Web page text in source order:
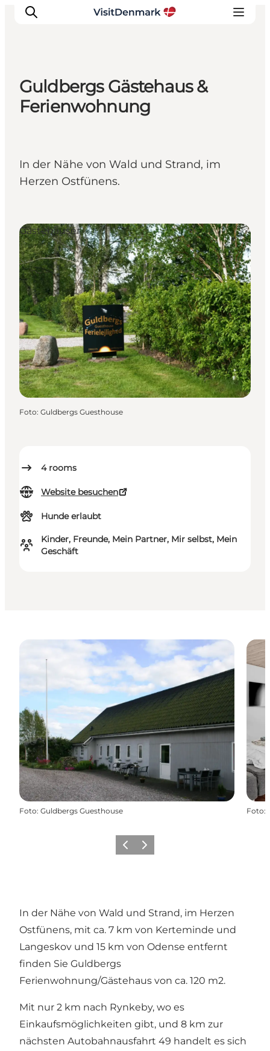
Inspiration
Reiseplanung
Guldbergs Gästehaus &
Ferienwohnung
In der Nähe von Wald und Strand, im
Herzen Ostfünens.
4 rooms
Website besuchen
Hunde erlaubt
Kinder, Freunde, Mein Partner, Mir selbst, Mein
Geschäft
Gästehäuser
Foto: Guldbergs Guesthouse
Foto: Guldbergs Guesthouse Foto:
ZurückWeiter
In der Nähe von Wald und Strand, im Herzen
Ostfünens, mit ca. 7 km von Kerteminde und
Langeskov und 15 km von Odense entfernt
finden Sie Guldbergs
Ferienwohnung/Gästehaus von ca. 120 m2.
Mit nur 2 km nach Rynkeby, wo es
Einkaufsmöglichkeiten gibt, und 8 km zur
nächsten Autobahnausfahrt 49 handelt es sich